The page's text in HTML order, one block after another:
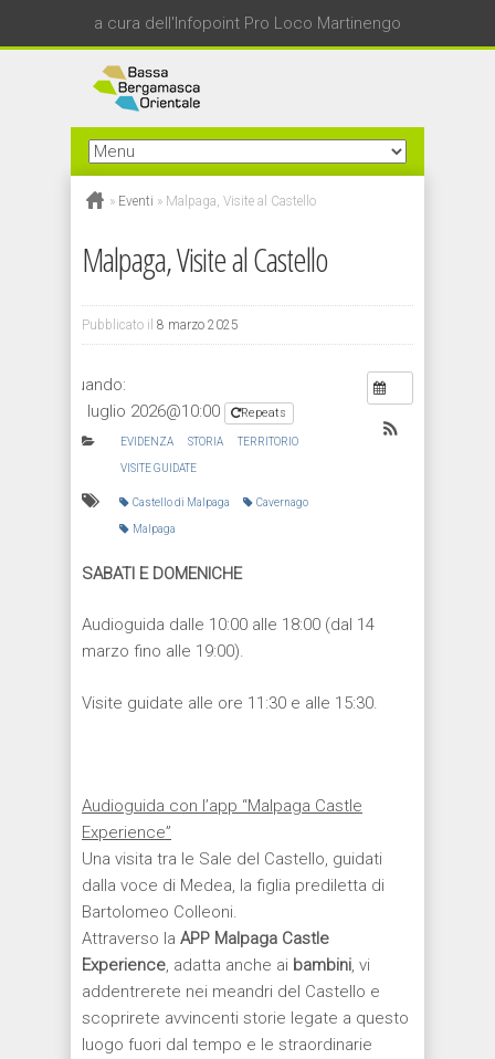
a cura dell'Infopoint Pro Loco Martinengo
» Eventi » Malpaga, Visite al Castello
Malpaga, Visite al Castello
Pubblicato il 8 marzo 2025
Quando:
11 luglio 2026@10:00
Repeats
EVIDENZA STORIA TERRITORIO
VISITE GUIDATE
Castello di Malpaga Cavernago
Malpaga
SABATI E DOMENICHE
Audioguida dalle 10:00 alle 18:00 (dal 14
marzo fino alle 19:00).
Visite guidate alle ore 11:30 e alle 15:30.
Audioguida con l’app “Malpaga Castle
Experience”
Una visita tra le Sale del Castello, guidati
dalla voce di Medea, la figlia prediletta di
Bartolomeo Colleoni.
Attraverso la APP Malpaga Castle
Experience , adatta anche ai bambini , vi
addentrerete nei meandri del Castello e
scoprirete avvincenti storie legate a questo
luogo fuori dal tempo e le straordinarie